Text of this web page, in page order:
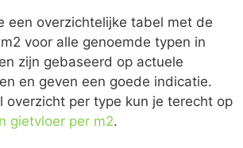
een overzichtelijke tabel met de
voor alle genoemde typen in
zijn gebaseerd op actuele
en geven een goede indicatie.
overzicht per type kun je terecht op
gietvloer per m2.